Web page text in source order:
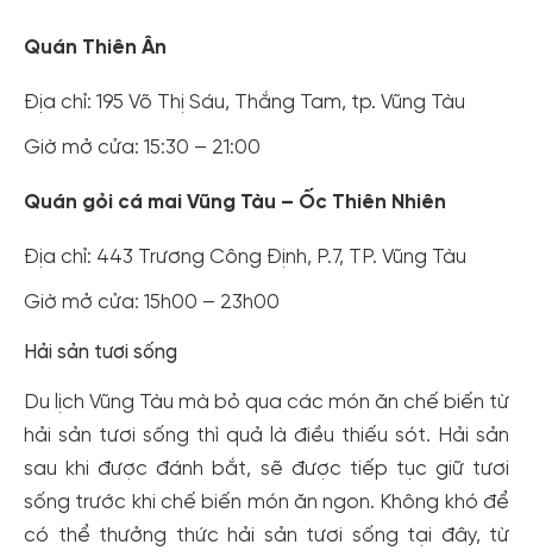
Quán Thiên Ân
Địa chỉ: 195 Võ Thị Sáu, Thắng Tam, tp. Vũng Tàu
Giờ mở cửa: 15:30 – 21:00
Quán gỏi cá mai Vũng Tàu – Ốc Thiên Nhiên
Địa chỉ: 443 Trương Công Định, P.7, TP. Vũng Tàu
Giờ mở cửa: 15h00 – 23h00
Hải sản tươi sống
Du lịch Vũng Tàu mà bỏ qua các món ăn chế biến từ
hải sản tươi sống thì quả là điều thiếu sót. Hải sản
sau khi được đánh bắt, sẽ được tiếp tục giữ tươi
sống trước khi chế biến món ăn ngon. Không khó để
có thể thưởng thức hải sản tươi sống tại đây, từ